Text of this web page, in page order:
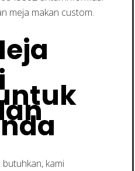
meja makan custom.
kami